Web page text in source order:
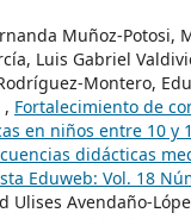
Muñoz-Potosi,
Luis Gabriel
Montero,
, Fortalecimiento de
en niños entre 10 y
didácticas
Eduweb: Vol. 18
Ulises Avendaño-